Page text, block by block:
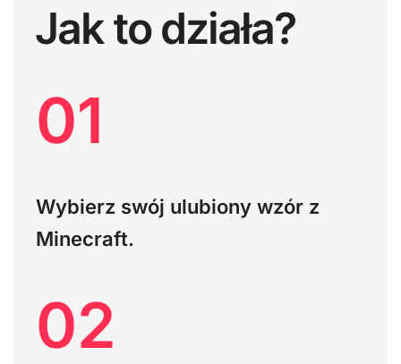
Jak to działa?
01
Wybierz swój ulubiony wzór z
Minecraft.
02